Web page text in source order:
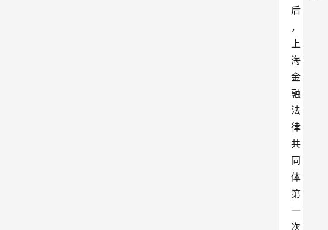
后
，
上
海
金
融
法
律
共
同
体
第
一
次